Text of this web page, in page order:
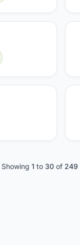
Showing 1 to 30 of 249